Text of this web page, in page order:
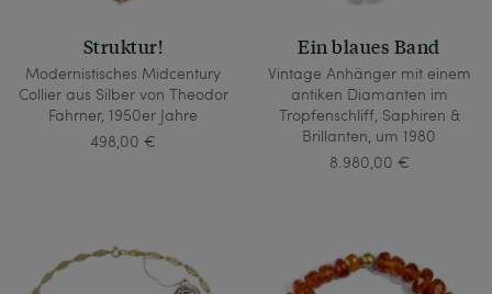
Struktur!
Modernistisches Midcentury
Collier aus Silber von Theodor
Fahrner, 1950er Jahre
498,00 €
Ein blaues Band
Vintage Anhänger mit einem
antiken Diamanten im
Tropfenschliff, Saphiren &
Brillanten, um 1980
8.980,00 €